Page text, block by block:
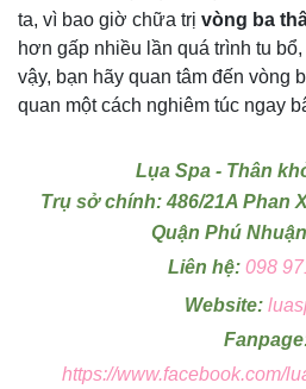
ta, vì bao giờ chữa trị vòng ba
hơn gấp nhiều lần quá trình tu
vậy, bạn hãy quan tâm đến vòng
quan một cách nghiêm túc ngay
Lụa Spa - Thân
Trụ sở chính: 486/21A Phan
Quận Phú
Liên hệ: 098
Website:
https://www.facebook.com/